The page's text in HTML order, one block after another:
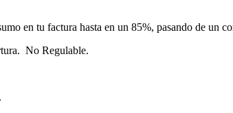
en tu factura hasta en un 85%, pasando de un
No Regulable.